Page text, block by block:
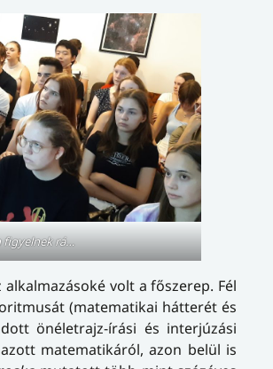
figyelnek rá…
alkalmazásoké volt a főszerep. Fél
(matematikai hátterét és
önéletrajz-írási és interjúzási
matematikáról, azon belül is